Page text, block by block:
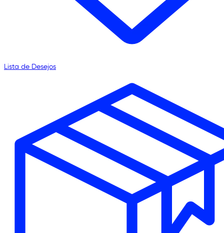
Lista de Desejos